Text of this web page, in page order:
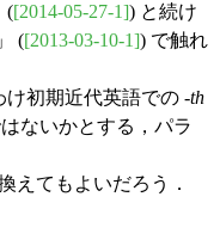
([2014-05-27-1]) と続け
」 ([2013-03-10-1]) で触れ
初期近代英語での -th
ないかとする，パラ
えてもよいだろう．